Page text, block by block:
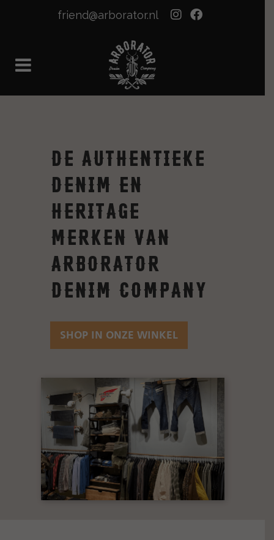
friend@arborator.nl
De authentieke
Denim en
Heritage
merken van
Arborator
Denim Company
SHOP IN ONZE WINKEL